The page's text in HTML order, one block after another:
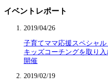
イベントレポート
2019/04/26
子育てママ応援スペシャ
キッズコーチングを取り
開催
2019/02/19